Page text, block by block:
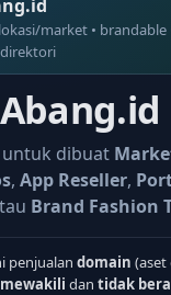
market • brandable
dibuat
, App Reseller,
Brand Fashion
penjualan domain (aset
dan tidak